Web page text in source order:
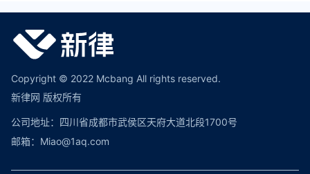
Copyright © 2022 Mcbang All rights reserved.
新律网 版权所有
公司地址：四川省成都市武侯区天府大道北段1700号
邮箱：Miao@1aq.com